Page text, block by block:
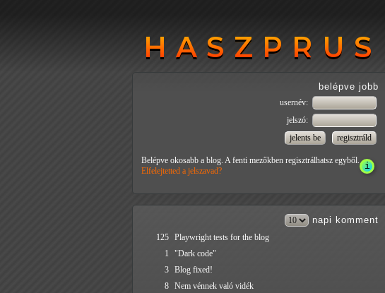
HASZPRUS
HASZPRUS
belépve jobb
usernév:
jelszó:
Belépve okosabb a blog. A fenti mezőkben regisztrálhatsz egyből.
Elfelejtetted a jelszavad?
napi komment
125 Playwright tests for the blog
1
"Dark code"
3 Blog fixed!
8 Nem vénnek való vidék